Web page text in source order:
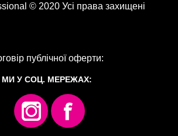
© 2020 Усі права захищені
публічної оферти:
МИ У СОЦ. МЕРЕЖАХ: